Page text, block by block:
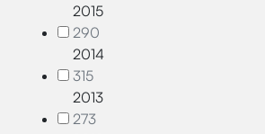
2015
290
2014
315
2013
273